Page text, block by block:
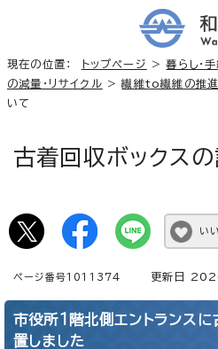
現在の位置： トップページ >暮らし・
の減量・リサイクル >繊維to繊維の推進
いて
古着回収ボックス
い
ページ番号1011374 更新日
市役所1階北側エントランス
置しました